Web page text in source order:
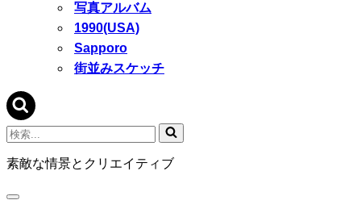
写真アルバム
1990(USA)
Sapporo
街並みスケッチ
検
索...
素敵な情景とクリエイティブ
ナ